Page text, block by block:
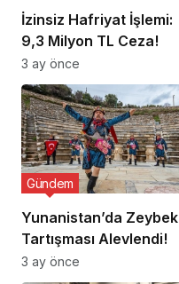
İzinsiz Hafriyat İşlemi:
9,3 Milyon TL Ceza!
3 ay önce
Yunanistan’da Zeybek
Tartışması Alevlendi!
Gündem
3 ay önce